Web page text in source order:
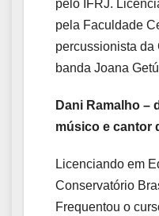
pelo IFRJ.
pela Faculdade
percussionista da
banda Joana
Dani Ramalho –
músico e cantor
Licenciando em
Conservatório
Frequentou o